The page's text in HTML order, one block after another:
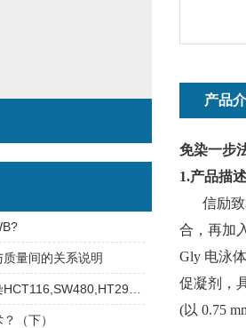
产品
免染一步
1.产品描
信励
合，再加
Gly 电泳
促凝剂，
(以 0.75
量间的关系说明
（下）